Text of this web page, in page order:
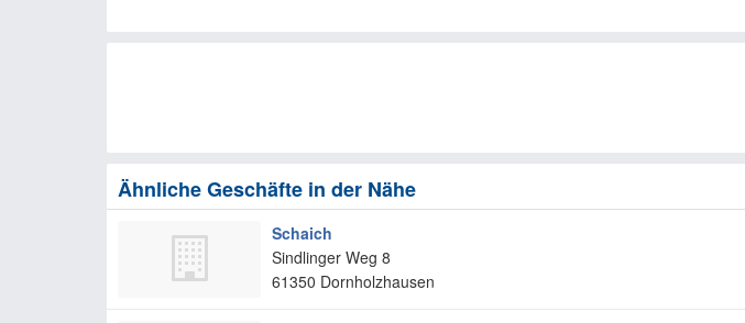
Ähnliche Geschäfte in der Nähe
Schaich
Sindlinger Weg 8
61350 Dornholzhausen